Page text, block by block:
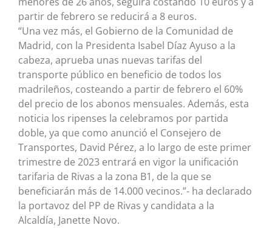
partir de febrero se reducirá a 8 euros.
“Una vez más, el Gobierno de la Comunidad de
Madrid, con la Presidenta Isabel Díaz Ayuso a la
cabeza, aprueba unas nuevas tarifas del
transporte público en beneficio de todos los
madrileños, costeando a partir de febrero el 60%
del precio de los abonos mensuales. Además, esta
noticia los ripenses la celebramos por partida
doble, ya que como anunció el Consejero de
Transportes, David Pérez, a lo largo de este primer
trimestre de 2023 entrará en vigor la unificación
tarifaria de Rivas a la zona B1, de la que se
beneficiarán más de 14.000 vecinos.”- ha declarado
la portavoz del PP de Rivas y candidata a la
Alcaldía, Janette Novo.